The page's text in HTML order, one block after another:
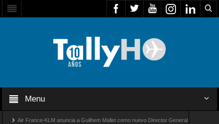
Menu
Air France-KLM anuncia a Guilhem Mallet como nuevo Director General para América